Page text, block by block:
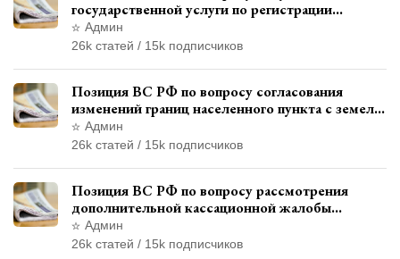
государственной услуги по регистрации
транспортного средства через представителя
Админ
26k статей / 15k подписчиков
Позиция ВС РФ по вопросу согласования
изменений границ населенного пункта с земель
лесного фонда
Админ
26k статей / 15k подписчиков
Позиция ВС РФ по вопросу рассмотрения
дополнительной кассационной жалобы
адвоката в кассационной инстанции
Админ
26k статей / 15k подписчиков